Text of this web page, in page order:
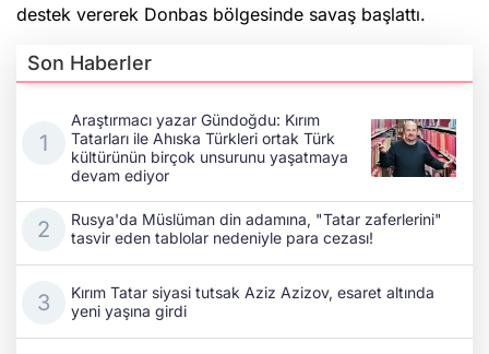
destek vererek Donbas bölgesinde savaş başlattı.
Son Haberler
Araştırmacı yazar Gündoğdu: Kırım
Tatarları ile Ahıska Türkleri ortak Türk
kültürünün birçok unsurunu yaşatmaya
devam ediyor
Rusya'da Müslüman din adamına, "Tatar zaferlerini"
tasvir eden tablolar nedeniyle para cezası!
Kırım Tatar siyasi tutsak Aziz Azizov, esaret altında
yeni yaşına girdi